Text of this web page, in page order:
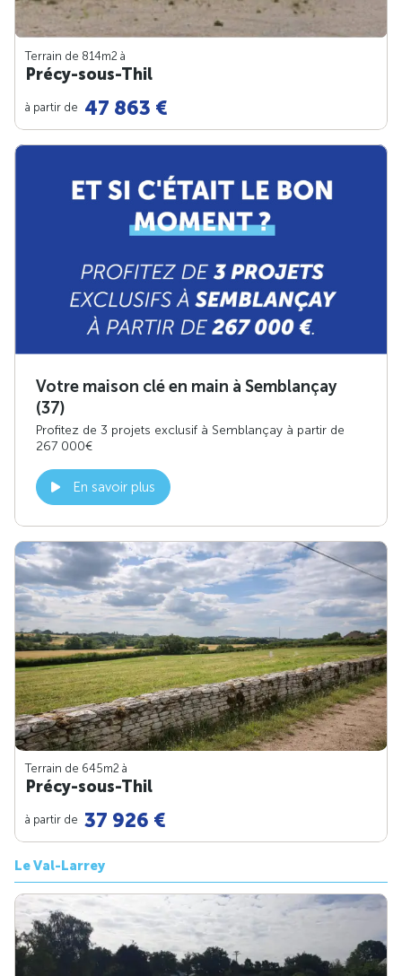
Terrain de 814m2 à
Précy-sous-Thil
à partir de 47 863 €
Votre maison clé en main à Semblançay
(37)
Profitez de 3 projets exclusif à Semblançay à partir de
267 000€
En savoir plus
Terrain de 645m2 à
Précy-sous-Thil
à partir de 37 926 €
Le Val-Larrey